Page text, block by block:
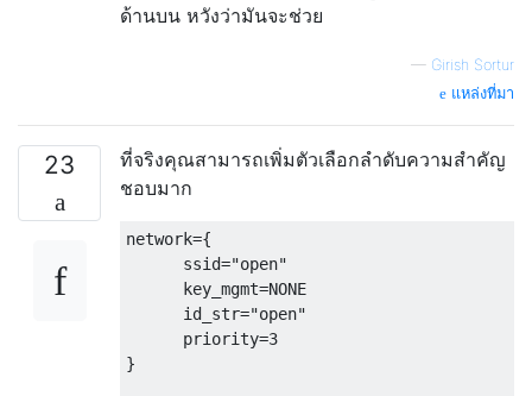
ด้านบน หวังว่ามันจะช่วย
— Girish Sortur
แหล่งที่มา
23
ที่จริงคุณสามารถเพิ่มตัวเลือกลำดับความสำคัญ
ชอบมาก
network={
      ssid="open"
      key_mgmt=NONE
      id_str="open"
      priority=3
}